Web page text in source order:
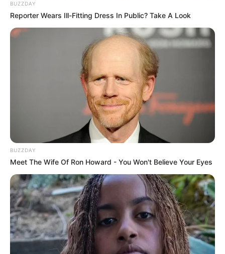
BUZZDAY
Reporter Wears Ill-Fitting Dress In Public? Take A Look
BUZZDAY
Meet The Wife Of Ron Howard - You Won't Believe Your Eyes